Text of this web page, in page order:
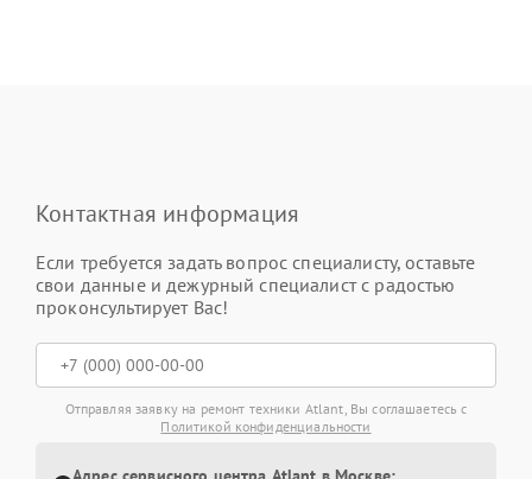
Контактная информация
Если требуется задать вопрос специалисту, оставьте
свои данные и дежурный специалист с радостью
проконсультирует Вас!
Отправляя заявку на ремонт техники Atlant, Вы соглашаетесь с
Политикой конфиденциальности